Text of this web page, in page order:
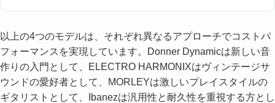
以上の4つのモデルは、それぞれ異なるアプローチでコストパ
フォーマンスを実現しています。Donner Dynamicは新しい音
作りの入門として、ELECTRO HARMONIXはヴィンテージサ
ウンドの愛好者として、MORLEYは激しいプレイスタイルの
ギタリストとして、Ibanezは汎用性と耐久性を重視する方とし